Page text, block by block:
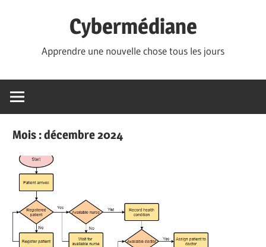
Cybermédiane
Apprendre une nouvelle chose tous les jours
Mois :décembre 2024